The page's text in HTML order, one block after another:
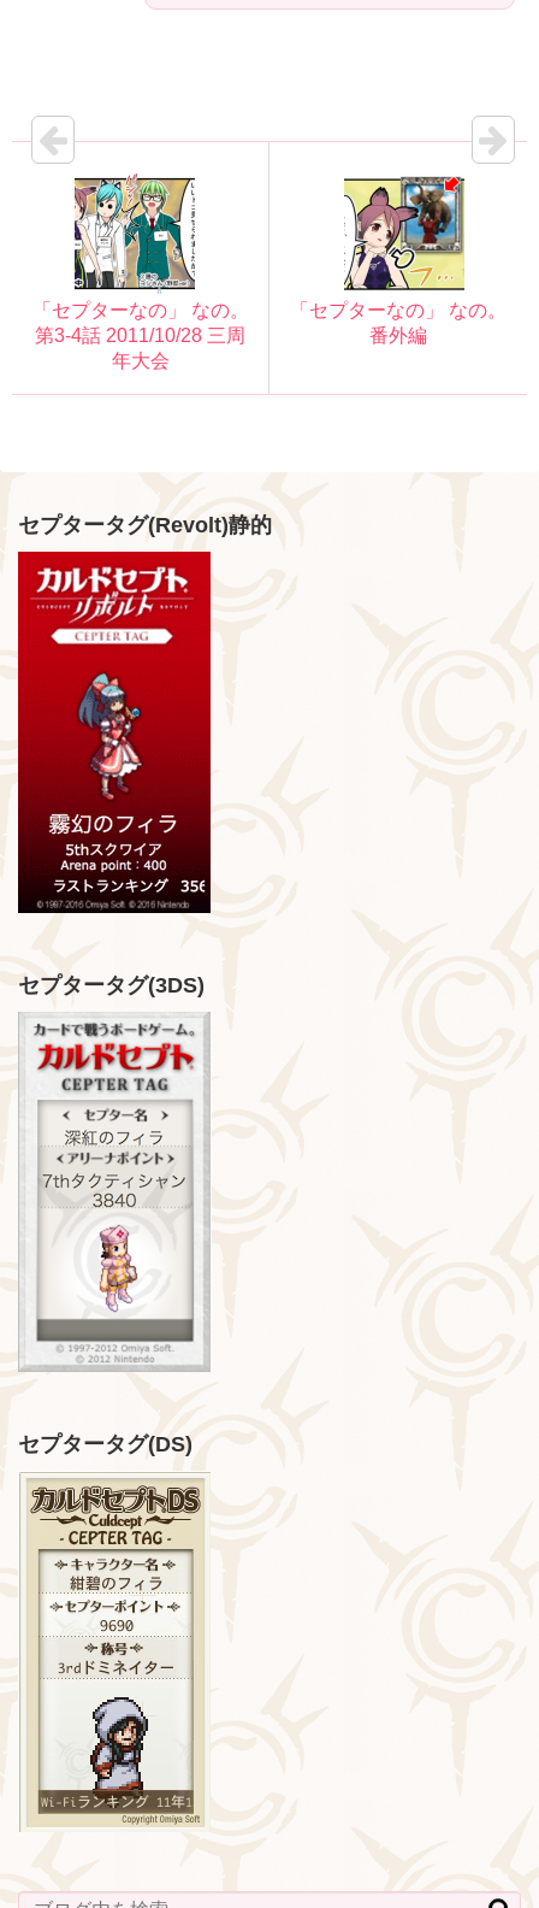
「セプターなの」 なの。
第3-4話 2011/10/28 三周
年大会
「セプターなの」 なの。
番外編
セプタータグ(Revolt)静的
セプタータグ(3DS)
セプタータグ(DS)